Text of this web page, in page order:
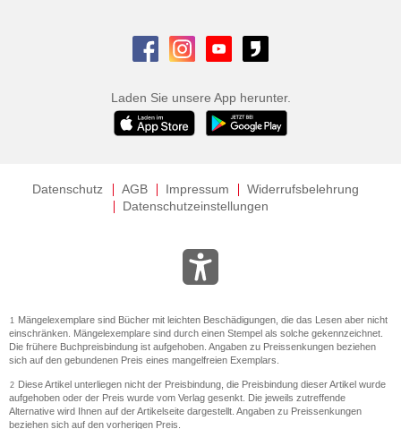
Laden Sie unsere App herunter.
Datenschutz AGB Impressum
Widerrufsbelehrung
Datenschutzeinstellungen
1 Mängelexemplare sind Bücher mit leichten Beschädigungen, die das Lesen aber nicht
einschränken. Mängelexemplare sind durch einen Stempel als solche gekennzeichnet.
Die frühere Buchpreisbindung ist aufgehoben. Angaben zu Preissenkungen beziehen
sich auf den gebundenen Preis eines mangelfreien Exemplars.
2
Diese Artikel unterliegen nicht der Preisbindung, die Preisbindung dieser Artikel wurde
aufgehoben oder der Preis wurde vom Verlag gesenkt. Die jeweils zutreffende
Alternative wird Ihnen auf der Artikelseite dargestellt. Angaben zu Preissenkungen
beziehen sich auf den vorherigen Preis.